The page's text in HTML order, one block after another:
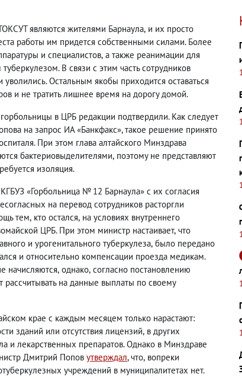
являются жителями Барнаула, и их просто
работы им придется собственными силами. Более
и специалистов, а также реанимации для
В связи с этим часть сотрудников
Остальным якобы приходится оставаться
и не тратить лишнее время на дорогу домой.
в ЦРБ редакции подтвердили. Как следует
на запрос ИА «Банкфакс», такое решение принято
При этом глава алтайского Минздрава
бактериовыделителями, поэтому не представляют
изоляция.
«Горбольница № 12 Барнаула» с их согласия
на перевод сотрудников расторгли
тем, кто остался, на условиях внутреннего
ЦРБ. При этом министр настаивает, что
и урогенитального туберкулеза, было передано
и относительно компенсации проезда медикам.
начисляются, однако, согласно постановлению
рассчитывать на данные выплаты по своему
крае с каждым месяцем только нарастают:
зданий или отсутствия лицензий, в других
и лекарственных препаратов. Однако в Минздраве
Дмитрий Попов утверждал, что, вопреки
учреждений в муниципалитетах нет.